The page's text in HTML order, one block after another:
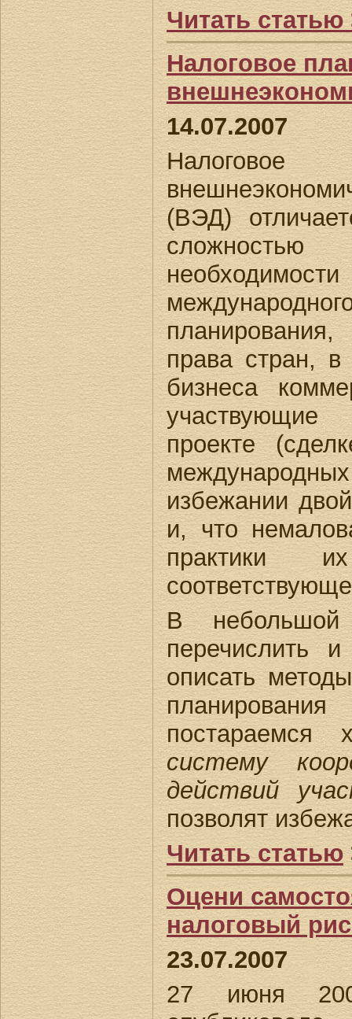
Читать статью
Налоговое
14.07.2007
(ВЭД)
права стран,
бизнеса
участвующие
проекте
избежании
и, что
практики
В небольшой
перечислить
описать
постараемся
систему
действий
позволят
Читать статью
Оцени
налоговый
23.07.2007
27 июня